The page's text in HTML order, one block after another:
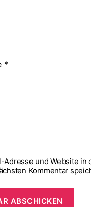
*
Adresse und Website in
Kommentar